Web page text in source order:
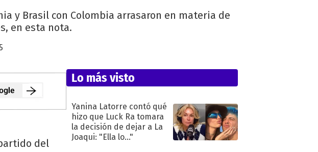
y Brasil con Colombia arrasaron en materia de
en esta nota.
del
Lo más visto
Yanina Latorre contó qué
hizo que Luck Ra tomara
la decisión de dejar a La
Joaqui: "Ella lo..."